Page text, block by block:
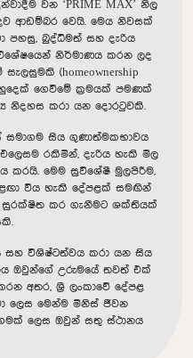
වන ‘PRIME MAX’ නිල
ආඩම්බර වෙයි. මෙය නිවසක්
පහසු, බුද්ධිමත් සහ දැරිය
නිර්මාණය කරන ලද
(homeownership
හුදෙක් ගෙවීමේ ක්‍රමයක් පමණක්
නිදහස කරා යන දොරටුවකි.
සමාගම සිය ගුණාත්මකභාවය
රකිමින්, දැරිය හැකි මිල
කරයි. මෙම සුවිශේෂී මුලපිරීම,
විය හැකි දේපළක් සමඟින්
සුරක්ෂිත කර ගැනීමට ශක්තියක්
සහ විශිෂ්ටත්වය කරා යන සිය
ඔවුන්ගේ උරුමයේ තවත් එක්
අතර, ශ්‍රී ලංකාවේ දේපළ
ලෙස මෙන්ම මිනිස් ජීවන
ලෙස ඔවුන් සතු ස්ථානය